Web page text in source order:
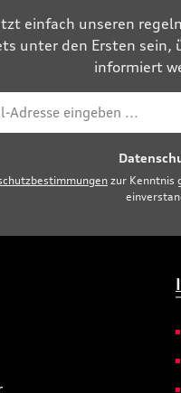
einfach unseren
unter den Ersten
informiert
zur Kenntnis